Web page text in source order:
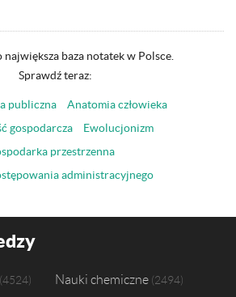
baza notatek w Polsce.
Sprawdź teraz:
publiczna
Anatomia człowieka
gospodarcza
Ewolucjonizm
przestrzenna
administracyjnego
4524 Nauki chemiczne 2494